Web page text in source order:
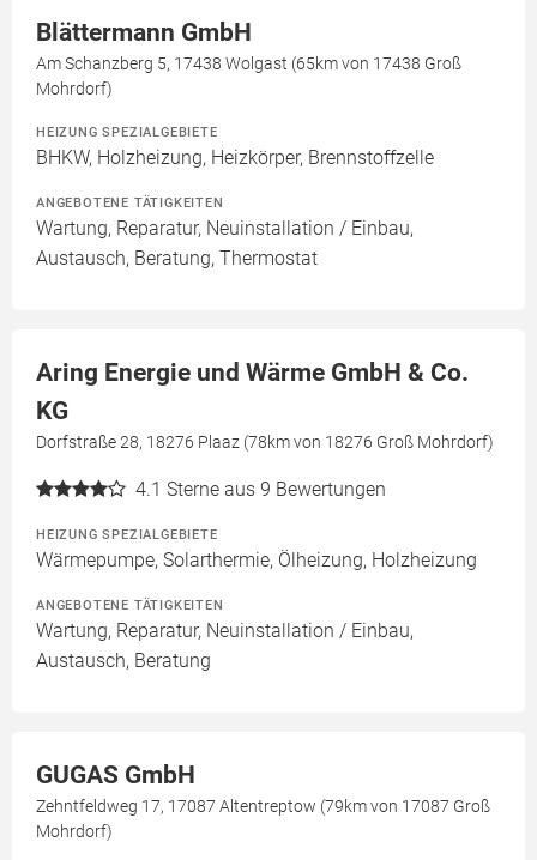
Blättermann GmbH
Am Schanzberg 5, 17438 Wolgast (65km von 17438 Groß
Mohrdorf)
HEIZUNG SPEZIALGEBIETE
BHKW, Holzheizung, Heizkörper, Brennstoffzelle
ANGEBOTENE TÄTIGKEITEN
Wartung, Reparatur, Neuinstallation / Einbau,
Austausch, Beratung, Thermostat
Aring Energie und Wärme GmbH & Co.
KG
Dorfstraße 28, 18276 Plaaz (78km von 18276 Groß Mohrdorf)
4.1 Sterne aus 9 Bewertungen
HEIZUNG SPEZIALGEBIETE
Wärmepumpe, Solarthermie, Ölheizung, Holzheizung
ANGEBOTENE TÄTIGKEITEN
Wartung, Reparatur, Neuinstallation / Einbau,
Austausch, Beratung
GUGAS GmbH
Zehntfeldweg 17, 17087 Altentreptow (79km von 17087 Groß
Mohrdorf)